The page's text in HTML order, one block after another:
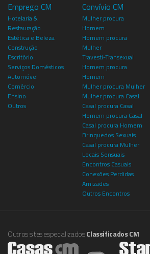
Emprego CM
Hotelaria &
Restauração
Estética e Beleza
Construção
Escritório
Serviços Domésticos
Automóvel
Comércio
Ensino
Outros
Convívio CM
Mulher procura
Homem
Homem procura
Mulher
Travesti-Transexual
Homem procura
Homem
Mulher procura Mulher
Mulher procura Casal
Casal procura Casal
Homem procura Casal
Casal procura Homem
Brinquedos Sexuais
Casal procura Mulher
Locais Sensuais
Encontros Casuais
Conexões Perdidas
Amizades
Outros Encontros
Outros sites especializadosClassificados CM